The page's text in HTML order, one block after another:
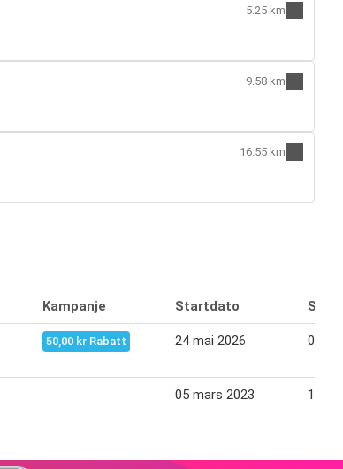
5.25 km
9.58 km
16.55 km
Kampanje Startdato
50,00 kr Rabatt 24 mai 2026 06
05 mars 2023 18